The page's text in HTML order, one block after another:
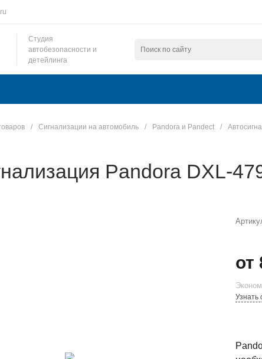
Студия
автобезопасности и
детейлинга
/ Сигнализации на автомобиль / Pandora и Pandect /
Pandora DXL-
от
Узнать